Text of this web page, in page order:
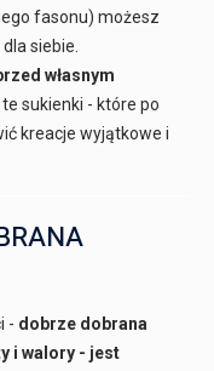
fasonu) możesz
siebie.
własnym
sukienki - które po
kreacje wyjątkowe i
- dobrze dobrana
i walory - jest